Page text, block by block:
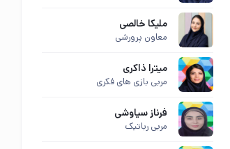
ملیکا خالصی
معاون پرورشی
میترا ذاکری
مربی بازی های فکری
فرناز سیاوشی
مربی رباتیک